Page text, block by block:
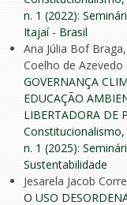
n. 1 (2022):
Itajaí - Brasil
Ana Júlia Bof
Coelho de Azevedo
GOVERNANÇA
EDUCAÇÃO
LIBERTADORA DE
Constitucionalismo,
n. 1 (2025):
Sustentabilidade
Jesarela Jacob
O USO